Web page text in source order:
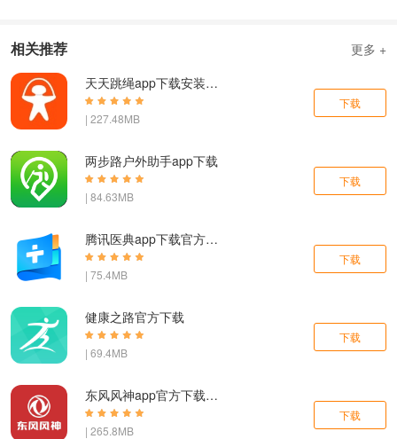
相关推荐
更多 +
天天跳绳app下载安装免费版
| 227.48MB
下载
两步路户外助手app下载
| 84.63MB
下载
腾讯医典app下载官方版本
| 75.4MB
下载
健康之路官方下载
| 69.4MB
下载
东风风神app官方下载最新版
| 265.8MB
下载